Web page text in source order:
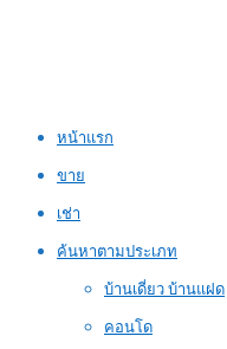
หน้าแรก
ขาย
เช่า
ค้นหาตามประเภท
บ้านเดี่ยว บ้านแฝด
คอนโด